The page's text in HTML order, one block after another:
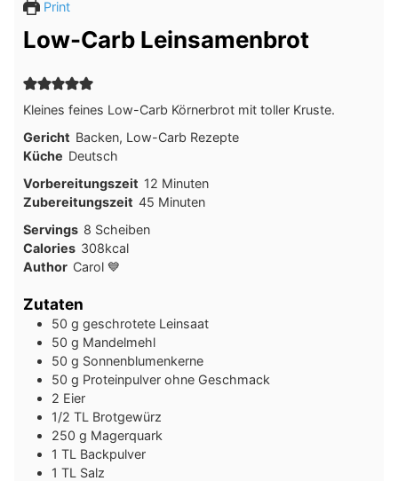
Print
Low-Carb Leinsamenbrot
Kleines feines Low-Carb Körnerbrot mit toller Kruste.
Gericht Backen, Low-Carb Rezepte
Küche Deutsch
Vorbereitungszeit 12Minuten
Minuten
Zubereitungszeit 45Minuten
Minuten
Servings 8 Scheiben
Calories 308kcal
Author Carol 💙
Zutaten
50 g geschrotete Leinsaat
50 g Mandelmehl
50 g Sonnenblumenkerne
50 g Proteinpulver ohne Geschmack
2 Eier
1/2 TL Brotgewürz
250 g Magerquark
1 TL Backpulver
1 TL Salz